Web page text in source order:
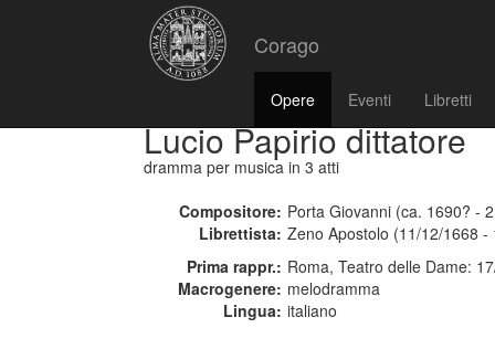
Corago
Opere Eventi Libretti
Lucio Papirio dittatore
dramma per musica in 3 atti
Compositore: Porta Giovanni (ca. 1690? -
Librettista: Zeno Apostolo (11/12/1668 -
Prima rappr.: Roma, Teatro delle Dame:
Macrogenere: melodramma
Lingua: italiano